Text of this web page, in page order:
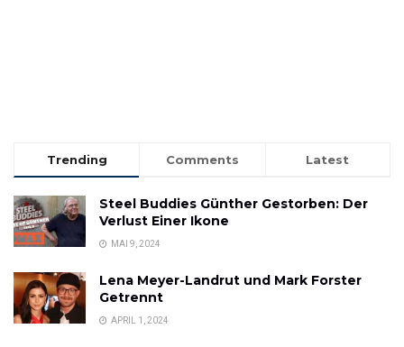
Trending Comments Latest
Steel Buddies Günther Gestorben: Der
Verlust Einer Ikone
MAI 9, 2024
Lena Meyer-Landrut und Mark Forster
Getrennt
APRIL 1, 2024